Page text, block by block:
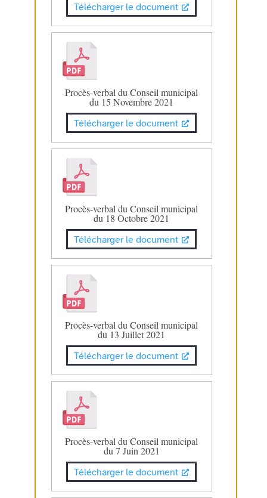
Télécharger le document
Procès-verbal du Conseil municipal
du 15 Novembre 2021
Télécharger le document
Procès-verbal du Conseil municipal
du 18 Octobre 2021
Télécharger le document
Procès-verbal du Conseil municipal
du 13 Juillet 2021
Télécharger le document
Procès-verbal du Conseil municipal
du 7 Juin 2021
Télécharger le document